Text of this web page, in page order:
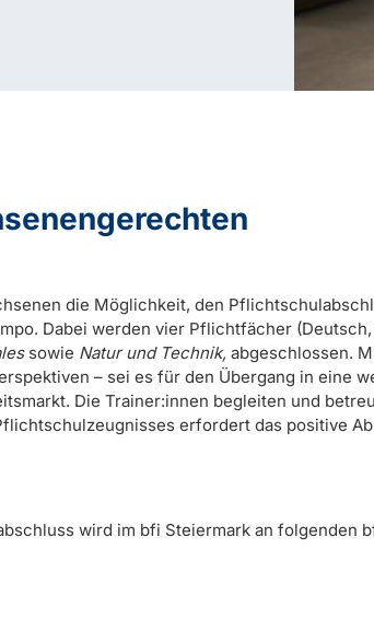
die Möglichkeit, den
Dabei werden vier Pflichtfächer
sowie Natur und Technik, abgeschlossen.
– sei es für den Übergang in eine
Die Trainer:innen begleiten und
erfordert das positive
wird im bfi Steiermark an folgenden